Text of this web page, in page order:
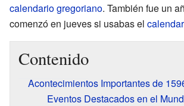
calendario gregoriano. También fue un
comenzó en jueves si usabas el
Contenido
Acontecimientos Importantes de
Eventos Destacados en el